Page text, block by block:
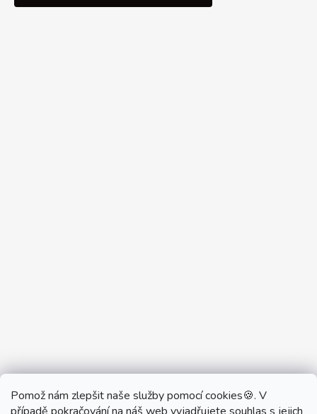
Pomož nám zlepšit naše služby pomocí cookies🍪. V
Partner Showroom MONOBRAND